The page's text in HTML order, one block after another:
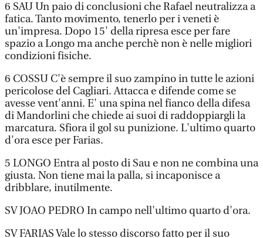
6 SAU Un paio di conclusioni che Rafael neutralizza a
fatica. Tanto movimento, tenerlo per i veneti è
un'impresa. Dopo 15' della ripresa esce per fare
spazio a Longo ma anche perchè non è nelle migliori
condizioni fisiche.
6 COSSU C'è sempre il suo zampino in tutte le azioni
pericolose del Cagliari. Attacca e difende come se
avesse vent'anni. E' una spina nel fianco della difesa
di Mandorlini che chiede ai suoi di raddoppiargli la
marcatura. Sfiora il gol su punizione. L'ultimo quarto
d'ora esce per Farias.
5 LONGO Entra al posto di Sau e non ne combina una
giusta. Non tiene mai la palla, si incaponisce a
dribblare, inutilmente.
SV JOAO PEDRO In campo nell'ultimo quarto d'ora.
SV FARIAS Vale lo stesso discorso fatto per il suo